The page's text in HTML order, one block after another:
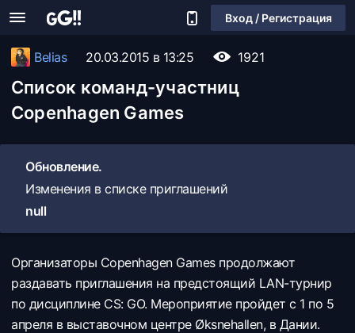
Вход / Регистрация
Belias 20.03.2015 в 13:25 1921
Список команд-участниц
Copenhagen Games
Обновление.
Изменения в списке приглашений
null
Организаторы Copenhagen Games продолжают
раздавать приглашения на предстоящий LAN-турнир
по дисциплине CS: GO. Мероприятие пройдет с 1 по 5
апреля в выставочном центре Øksnehallen, в Дании.